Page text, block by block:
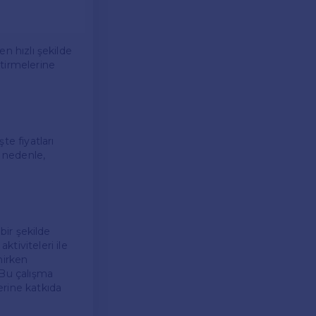
hızlı şekilde
fiyatları
bir şekilde
aktiviteleri ile
çalışma
katkıda